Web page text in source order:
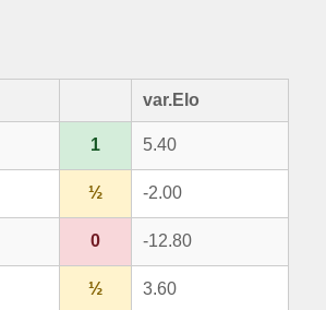
var.Elo
1 5.40
½ -2.00
0 -12.80
½ 3.60